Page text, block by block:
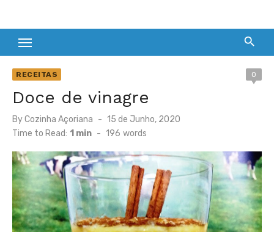
RECEITAS 0
Doce de vinagre
ByCozinha Açoriana
Posted
on
15 de Junho, 2020
Time to Read: 1 min - 196 words